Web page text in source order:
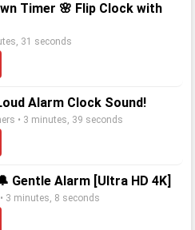
Timer 🌸 Flip Clock with
31 seconds
Alarm Clock Sound!
• 3 minutes, 39 seconds
Gentle Alarm [Ultra HD 4K]
3 minutes, 8 seconds